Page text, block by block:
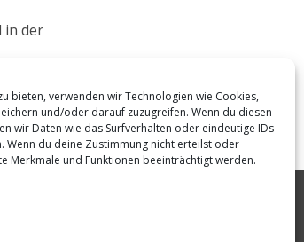
bieten, verwenden wir Technologien wie Cookies,
und/oder darauf zuzugreifen. Wenn du diesen
wir Daten wie das Surfverhalten oder eindeutige IDs
Wenn du deine Zustimmung nicht erteilst oder
Merkmale und Funktionen beeinträchtigt werden.
in der